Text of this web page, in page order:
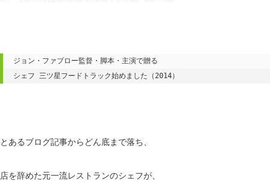
ジョン・ファブロー監督・脚本・主演で贈る
シェフ 三ツ星フードトラック始めました（2014）
とあるブログ記事からどん底まで落ち、
店を辞めた元一流レストランのシェフが、